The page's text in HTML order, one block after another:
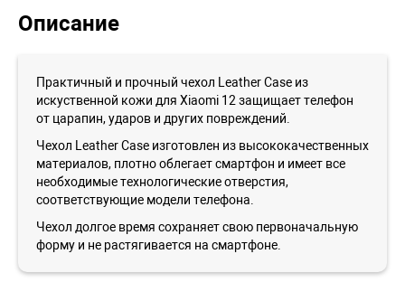
Описание
Практичный и прочный чехол Leather Case из
искуственной кожи для Xiaomi 12 защищает телефон
от царапин, ударов и других повреждений.
Чехол Leather Case изготовлен из высококачественных
материалов, плотно облегает смартфон и имеет все
необходимые технологические отверстия,
соответствующие модели телефона.
Чехол долгое время сохраняет свою первоначальную
форму и не растягивается на смартфоне.